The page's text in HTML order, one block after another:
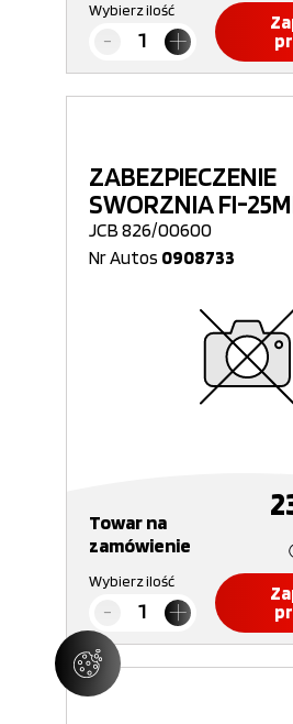
Wybierz ilość
ZABEZPIECZENIE
SWORZNIA FI-
JCB 826/00600
Nr Autos 0908733
Towar na
zamówienie
Wybierz ilość